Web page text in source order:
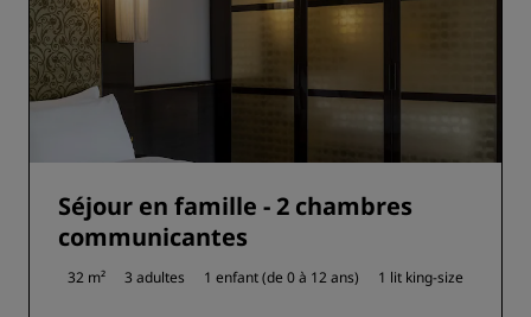
Séjour en famille - 2 chambres
communicantes
32 m² 3 adultes 1 enfant (de 0 à 12 ans) 1 lit king-size